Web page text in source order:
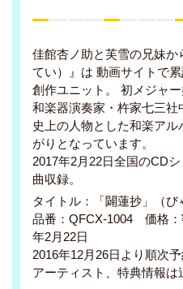
佳館杏ノ助と芙雪の兄妹
てい）』は 動画サイトで
創作ユニット。 初メジャ
和楽器演奏家・杵家七三
史上の人物とした和楽ア
がりとなっています。
2017年2月22日全国のCD
曲収録。
タイトル：「闢蓮抄」（び
品番：QFCX-1004 価格
年2月22日
2016年12月26日より順次
アーティスト、特典情報は